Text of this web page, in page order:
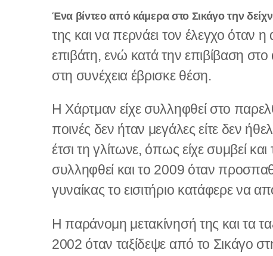
Ένα βίντεο από κάμερα στο Σικάγο την
της και να περνάει τον έλεγχο όταν
επιβάτη, ενώ κατά την επιβίβαση
στη συνέχεια έβρισκε θέση.
Η Χάρτμαν είχε συλληφθεί στο
ποινές δεν ήταν μεγάλες είτε δεν
έτσι τη γλίτωνε, όπως είχε συμβεί
συλληφθεί και το 2009 όταν
γυναίκας το εισιτήριο κατάφερε να
Η παράνομη μετακίνησή της και τα
2002 όταν ταξίδεψε από το Σικάγο